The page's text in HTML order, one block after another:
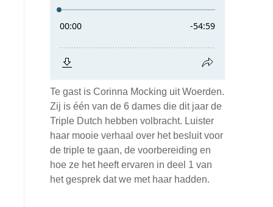
Te gast is Corinna Mocking uit Woerden.
Zij is één van de 6 dames die dit jaar de
Triple Dutch hebben volbracht. Luister
haar mooie verhaal over het besluit voor
de triple te gaan, de voorbereiding en
hoe ze het heeft ervaren in deel 1 van
het gesprek dat we met haar hadden.